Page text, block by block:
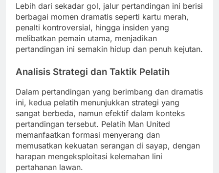
Lebih dari sekadar gol, jalur pertandingan ini berisi
berbagai momen dramatis seperti kartu merah,
penalti kontroversial, hingga insiden yang
melibatkan pemain utama, menjadikan
pertandingan ini semakin hidup dan penuh kejutan.
Analisis Strategi dan Taktik Pelatih
Dalam pertandingan yang berimbang dan dramatis
ini, kedua pelatih menunjukkan strategi yang
sangat berbeda, namun efektif dalam konteks
pertandingan tersebut. Pelatih Man United
memanfaatkan formasi menyerang dan
memusatkan kekuatan serangan di sayap, dengan
harapan mengeksploitasi kelemahan lini
pertahanan lawan.